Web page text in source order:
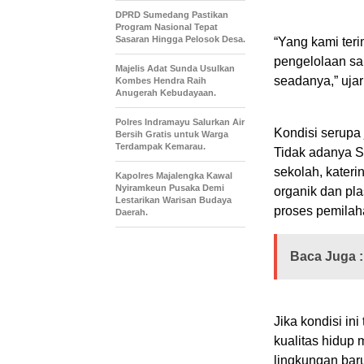
“Yang kami
pengelolaan
seadanya,”
Kondisi
Tidak adanya
sekolah,
organik dan
proses
Baca Juga :
Jika kondisi ini
kualitas hidup
lingkungan
DPRD Sumedang Pastikan
Program Nasional Tepat
Sasaran Hingga Pelosok Desa.
Majelis Adat Sunda Usulkan
Kombes Hendra Raih
Anugerah Kebudayaan.
Polres Indramayu Salurkan Air
Bersih Gratis untuk Warga
Terdampak Kemarau.
Kapolres Majalengka Kawal
Nyiramkeun Pusaka Demi
Lestarikan Warisan Budaya
Daerah.